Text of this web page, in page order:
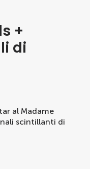
+
di
al Madame
scintillanti di